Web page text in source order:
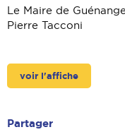
Le Maire de
Pierre Tacconi
voir l'affiche
Partager